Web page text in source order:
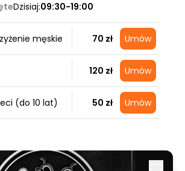
Dzisiaj:09:30-19:00
męskie 70 zł Umów
120 zł Umów
(do 10 lat) 50 zł Umów